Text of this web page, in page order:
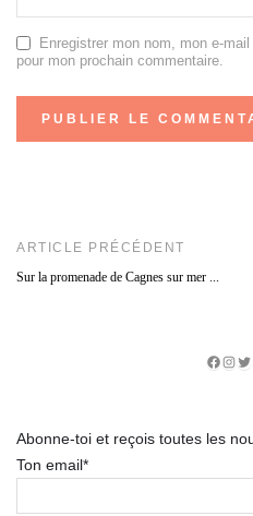
Enregistrer mon nom, mon e-
pour mon prochain commentaire.
ARTICLE PRÉCÉDENT
Sur la promenade de Cagnes sur mer ...
Abonne-toi et reçois toutes les
Ton email*